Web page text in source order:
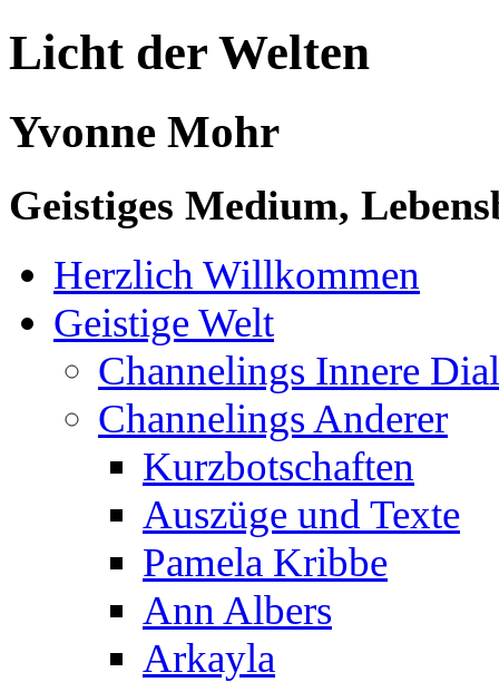
Licht der Welten
Yvonne Mohr
Geistiges Medium,
Herzlich Willkommen
Geistige Welt
Channelings Innere
Channelings Anderer
Kurzbotschaften
Auszüge und Texte
Pamela Kribbe
Ann Albers
Arkayla